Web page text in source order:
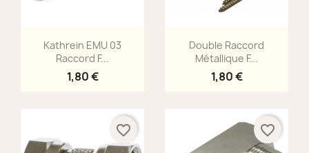
Aperçu rapide
Kathrein EMU 03
Raccord F...
1,80 €
Aperçu rapide
Double Raccord
Métallique F...
1,80 €
favorite_border favorite_border